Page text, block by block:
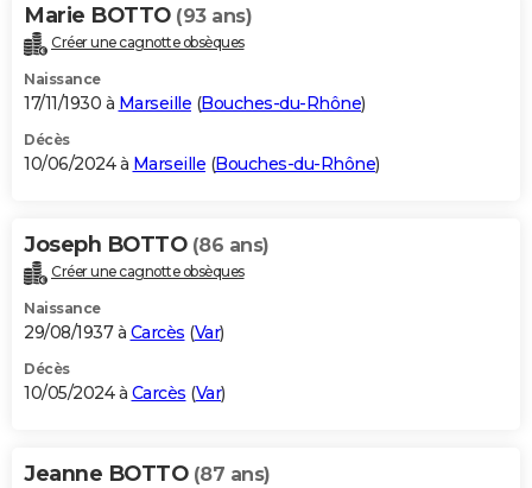
Marie BOTTO (93 ans)
Créer une cagnotte obsèques
Naissance
17/11/1930 à Marseille (Bouches-du-Rhône)
Décès
10/06/2024 à Marseille (Bouches-du-Rhône)
Joseph BOTTO (86 ans)
Créer une cagnotte obsèques
Naissance
29/08/1937 à Carcès (Var)
Décès
10/05/2024 à Carcès (Var)
Jeanne BOTTO (87 ans)